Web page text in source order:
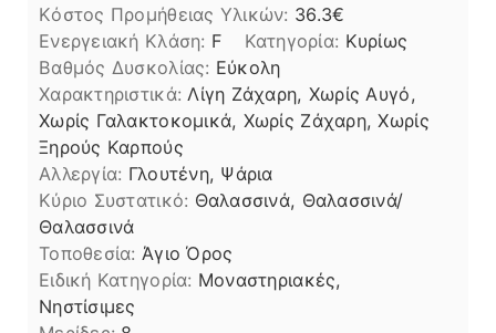
Kόστος Προμήθειας Υλικών: 36.3
Ενεργειακή Κλάση: F Κατηγορία: Κυρίως
Βαθμός Δυσκολίας: Εύκολη
Χαρακτηριστικά: Λίγη Ζάχαρη, Χωρίς Αυγό,
Χωρίς Γαλακτοκομικά, Χωρίς Ζάχαρη, Χωρίς
Ξηρούς Καρπούς
Αλλεργία: Γλουτένη, Ψάρια
Kύριο Συστατικό: Θαλασσινά, Θαλασσινά/
Θαλασσινά
Τοποθεσία: Άγιο Όρος
Ειδική Κατηγορία: Μοναστηριακές,
Νηστίσιμες